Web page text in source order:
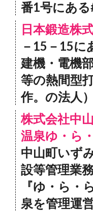
番1号にある
日本鍛造株
－15－15に
建機・電機
等の熱間型
作。の法人）
株式会社中
温泉ゆ・ら
中山町いず
設等管理業
『ゆ・ら・
泉を管理運